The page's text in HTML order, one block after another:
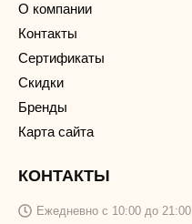
О компании
Контакты
Сертификаты
Скидки
Бренды
Карта сайта
КОНТАКТЫ
Ежедневно с 10:00 до 21:00